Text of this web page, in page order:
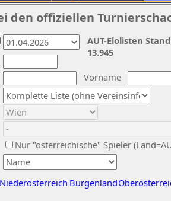
den offiziellen
Vorname
Nur "österreichische" Spieler
Niederösterreich Burgenland
AUT-Elolisten
13.945